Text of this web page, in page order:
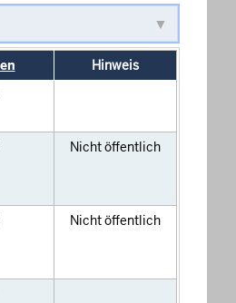
Hinweis
Nicht öffentlich
Nicht öffentlich